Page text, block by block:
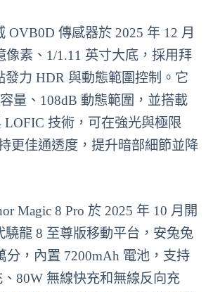
OVB0D 傳感器於 2025 年 12 月
像素、1/1.11 英寸大底，採用拜
發力 HDR 與動態範圍控制。它
量、108dB 動態範圍，並搭載
LOFIC 技術，可在強光與極限
更佳通透度，提升暗部細節並降
Magic 8 Pro 於 2025 年 10 月開
驍龍 8 至尊版移動平台，安兔兔
分，內置 7200mAh 電池，支持
80W 無線快充和無線反向充